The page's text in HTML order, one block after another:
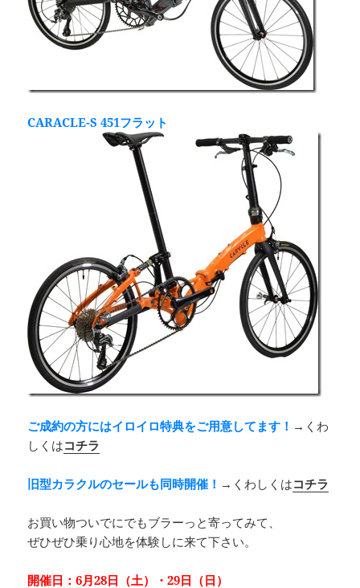
CARACLE-S 451フラット
ご成約の方にはイロイロ特典をご用意してます！ →くわ
しくはコチラ
旧型カラクルのセールも同時開催！ →くわしくはコチラ
お買い物ついでにでもブラーっと寄ってみて、
ぜひぜひ乗り心地を体験しに来て下さい。
開催日：6月28日（土）・29日（日）